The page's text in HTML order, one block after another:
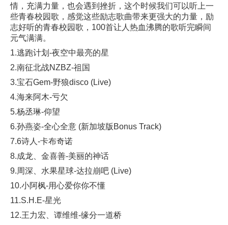
情，充满力量，也会遇到挫折，这个时候我们可以听上一
些青春校园歌，感觉这些励志歌曲带来更强大的力量，励
志好听的青春校园歌，100首让人热血沸腾的歌听完瞬间
元气满满。
1.逃跑计划-夜空中最亮的星
2.南征北战NZBZ-祖国
3.宝石Gem-野狼disco (Live)
4.海来阿木-亏欠
5.杨丞琳-仰望
6.孙燕姿-全心全意 (新加坡版Bonus Track)
7.6诗人-卡布奇诺
8.成龙、金喜善-美丽的神话
9.周深、水果星球-达拉崩吧 (Live)
10.小阿枫-用心爱你你不懂
11.S.H.E-星光
12.王力宏、谭维维-缘分一道桥